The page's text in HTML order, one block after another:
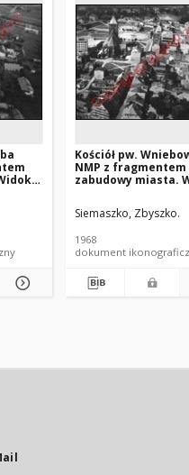
Kościół pw.
NMP z fragmentem
zabudowy miasta.
wschodniej. Sławno
Siemaszko, Zbyszko.
1968
dokument